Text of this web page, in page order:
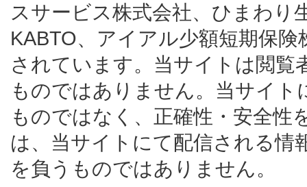
スサービス株式会社、ひまわり
KABTO、アイアル少額短期保
されています。当サイトは閲覧
ものではありません。当サイ
ものではなく、正確性・安全性
は、当サイトにて配信される情
を負うものではありません。